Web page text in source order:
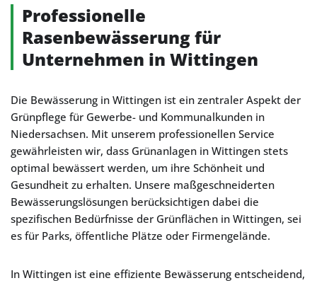
Professionelle
Rasenbewässerung für
Unternehmen in Wittingen
Die Bewässerung in Wittingen ist ein zentraler Aspekt der
Grünpflege für Gewerbe- und Kommunalkunden in
Niedersachsen. Mit unserem professionellen Service
gewährleisten wir, dass Grünanlagen in Wittingen stets
optimal bewässert werden, um ihre Schönheit und
Gesundheit zu erhalten. Unsere maßgeschneiderten
Bewässerungslösungen berücksichtigen dabei die
spezifischen Bedürfnisse der Grünflächen in Wittingen, sei
es für Parks, öffentliche Plätze oder Firmengelände.
In Wittingen ist eine effiziente Bewässerung entscheidend,